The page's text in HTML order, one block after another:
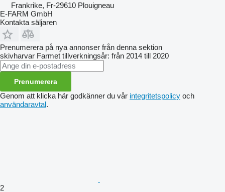
Frankrike, Fr-29610 Plouigneau
E-FARM GmbH
Kontakta säljaren
Prenumerera på nya annonser från denna sektion
skivharvar Farmet tillverkningsår: från 2014 till 2020
Prenumerera
Genom att klicka här godkänner du vår integritetspolicy och
användaravtal.
2